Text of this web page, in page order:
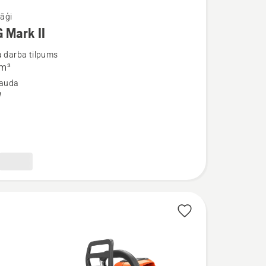
Mark II
darba tilpums